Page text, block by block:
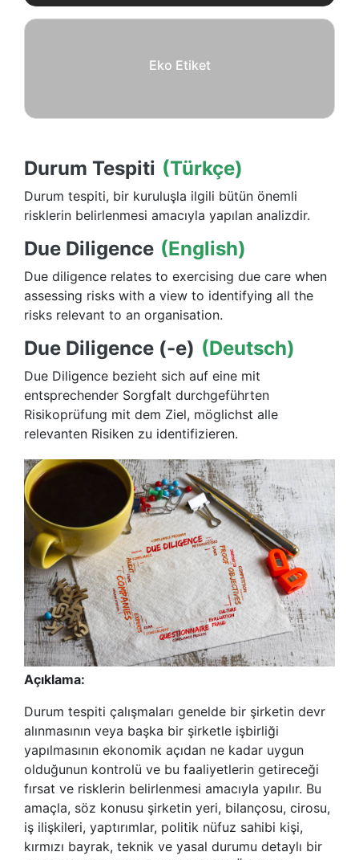
Eko Etiket
Durum Tespiti (Türkçe)
Durum tespiti, bir kuruluşla ilgili bütün önemli
risklerin belirlenmesi amacıyla yapılan analizdir.
Due Diligence (English)
Due diligence relates to exercising due care when
assessing risks with a view to identifying all the
risks relevant to an organisation.
Due Diligence (-e) (Deutsch)
Due Diligence bezieht sich auf eine mit
entsprechender Sorgfalt durchgeführten
Risikoprüfung mit dem Ziel, möglichst alle
relevanten Risiken zu identifizieren.
Açıklama:
Durum tespiti çalışmaları genelde bir şirketin devr
alınmasının veya başka bir şirketle işbirliği
yapılmasının ekonomik açıdan ne kadar uygun
olduğunun kontrolü ve bu faaliyetlerin getireceği
fırsat ve risklerin belirlenmesi amacıyla yapılır. Bu
amaçla, söz konusu şirketin yeri, bilançosu, cirosu,
iş ilişkileri, yaptırımlar, politik nüfuz sahibi kişi,
kırmızı bayrak, teknik ve yasal durumu detaylı bir